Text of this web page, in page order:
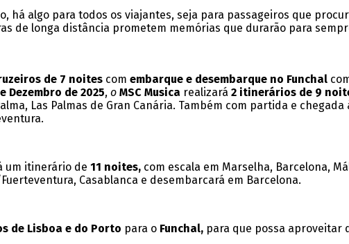
há algo para todos os viajantes, seja para passageiros que
de longa distância prometem memórias que durarão para
de 7 noitescom embarque e desembarque no Funchal
Dezembro de 2025, o MSC Musica realizará 2 itinerários de 9
Las Palmas de Gran Canária. Também com partida e chegada
um itinerário de 11 noites,com escala em Marselha, Barcelona,
Casablanca e desembarcará em Barcelona.
de Lisboa e do Porto para o Funchal,para que possa aproveitar